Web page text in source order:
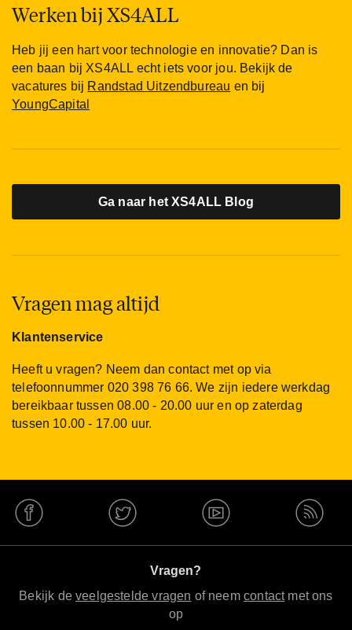
Werken bij XS4ALL
Heb jij een hart voor technologie en innovatie? Dan is
een baan bij XS4ALL echt iets voor jou. Bekijk de
vacatures bij Randstad Uitzendbureau en bij
YoungCapital
Ga naar het XS4ALL Blog
Vragen mag altijd
Klantenservice
Heeft u vragen? Neem dan contact met op via
telefoonnummer 020 398 76 66. We zijn iedere werkdag
bereikbaar tussen 08.00 - 20.00 uur en op zaterdag
tussen 10.00 - 17.00 uur.
Vragen?
Bekijk deveelgestelde vragen of neemcontactmet ons
op